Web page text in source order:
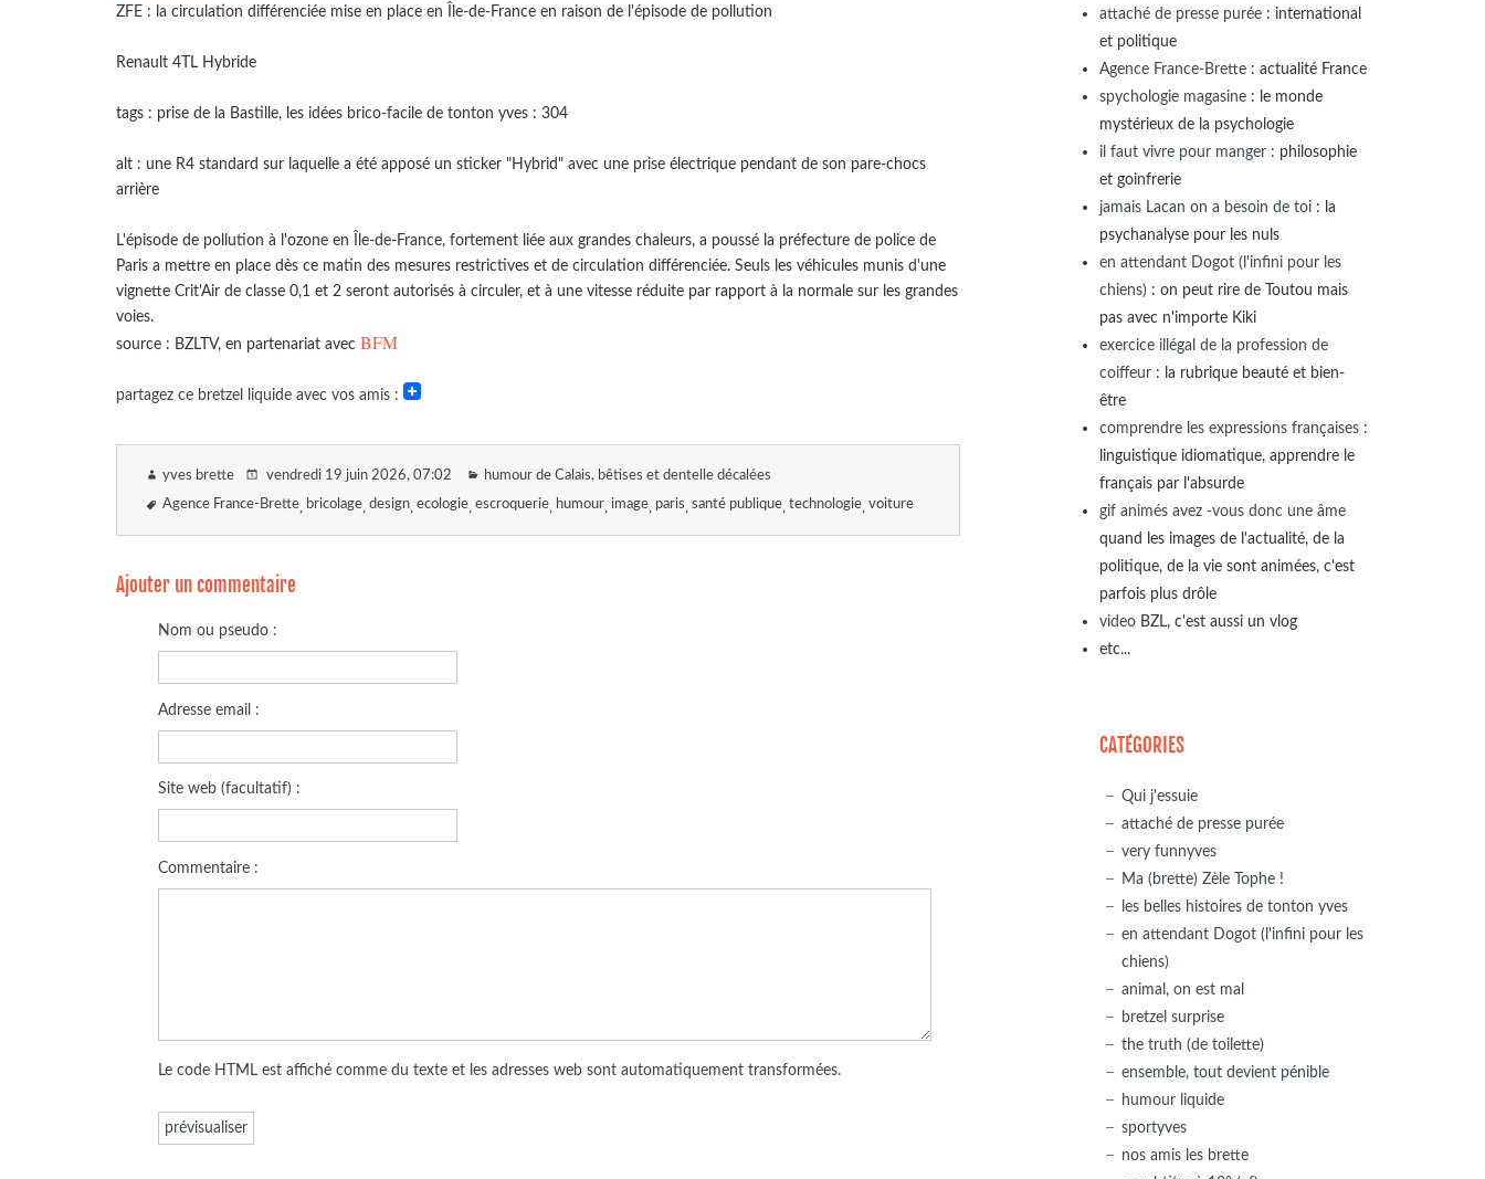
ZFE : la circulation différenciée mise en place en Île-de-France en raison de l'épisode de pollution
Renault 4TL Hybride
tags : prise de la Bastille, les idées brico-facile de tonton yves : 304
alt : une R4 standard sur laquelle a été apposé un sticker "Hybrid" avec une prise électrique pendant de son pare-chocs
arrière
L'épisode de pollution à l'ozone en Île-de-France, fortement liée aux grandes chaleurs, a poussé la préfecture de police de
Paris a mettre en place dès ce matin des mesures restrictives et de circulation différenciée. Seuls les véhicules munis d'une
vignette Crit'Air de classe 0,1 et 2 seront autorisés à circuler, et à une vitesse réduite par rapport à la normale sur les grandes
voies.
source : BZLTV, en partenariat avec BFM
partagez ce bretzel liquide avec vos amis :
yves brette vendredi 19 juin 2026, 07:02 humour de Calais, bêtises et dentelle décalées
Agence France-Brette bricolage design ecologie escroquerie humour image paris santé publique technologie voiture
Ajouter un commentaire
Nom ou pseudo :
Adresse email :
Site web (facultatif) :
Commentaire :
Le code HTML est affiché comme du texte et les adresses web sont automatiquement transformées.
attaché de presse purée : international
et politique
Agence France-Brette : actualité France
spychologie magasine : le monde
mystérieux de la psychologie
il faut vivre pour manger : philosophie
et goinfrerie
jamais Lacan on a besoin de toi : la
psychanalyse pour les nuls
en attendant Dogot (l'infini pour les
chiens) : on peut rire de Toutou mais
pas avec n'importe Kiki
exercice illégal de la profession de
coiffeur : la rubrique beauté et bien-
être
comprendre les expressions françaises :
linguistique idiomatique, apprendre le
français par l'absurde
gif animés avez -vous donc une âme
quand les images de l'actualité, de la
politique, de la vie sont animées, c'est
parfois plus drôle
video BZL, c'est aussi un vlog
etc...
CATÉGORIES
Qui j'essuie
attaché de presse purée
very funnyves
Ma (brette) Zèle Tophe !
les belles histoires de tonton yves
en attendant Dogot (l'infini pour les
chiens)
animal, on est mal
bretzel surprise
the truth (de toilette)
ensemble, tout devient pénible
humour liquide
sportyves
nos amis les brette